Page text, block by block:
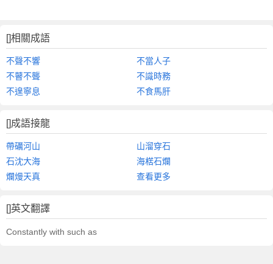
[]相關成語
不聲不響
不當人子
不瞽不聾
不識時務
不遑寧息
不食馬肝
[]成語接龍
帶礪河山
山溜穿石
石沈大海
海楛石爛
爛熳天真
查看更多
[]英文翻譯
Constantly with such as